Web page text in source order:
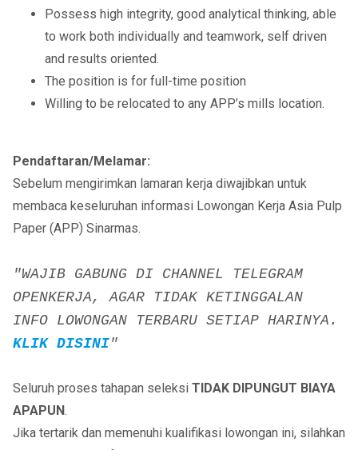
Possess high integrity, good analytical thinking, able
to work both individually and teamwork, self driven
and results oriented.
The position is for full-time position
Willing to be relocated to any APP’s mills location.
Pendaftaran/Melamar:
Sebelum mengirimkan lamaran kerja diwajibkan untuk
membaca keseluruhan informasi Lowongan Kerja Asia Pulp
Paper (APP) Sinarmas.
"WAJIB GABUNG DI CHANNEL TELEGRAM
OPENKERJA, AGAR TIDAK KETINGGALAN
INFO LOWONGAN TERBARU SETIAP HARINYA.
KLIK DISINI"
Seluruh proses tahapan seleksi TIDAK DIPUNGUT BIAYA
APAPUN.
Jika tertarik dan memenuhi kualifikasi lowongan ini, silahkan